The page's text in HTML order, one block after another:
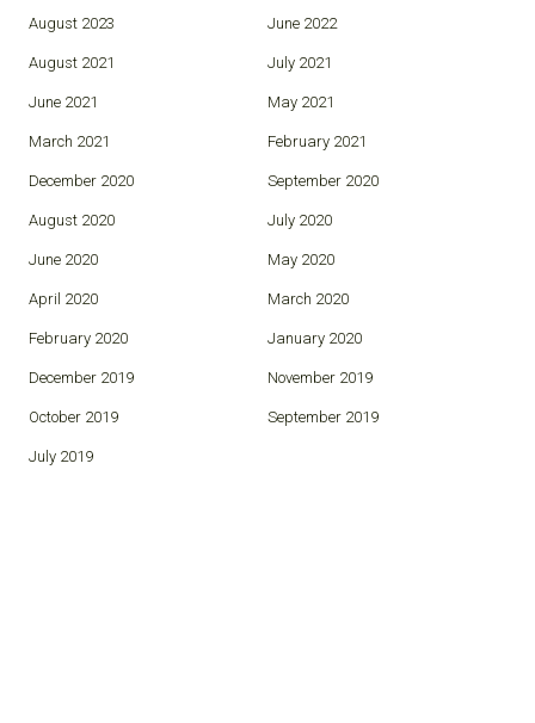
August 2023 June 2022
August 2021 July 2021
June 2021 May 2021
March 2021 February 2021
December 2020 September 2020
August 2020 July 2020
June 2020 May 2020
April 2020 March 2020
February 2020 January 2020
December 2019 November 2019
October 2019 September 2019
July 2019